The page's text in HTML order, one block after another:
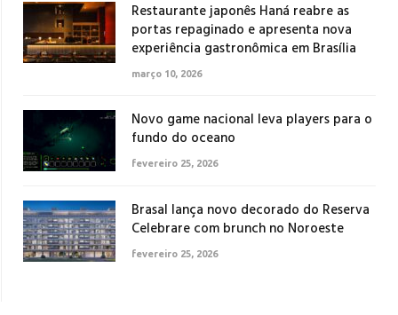
Restaurante japonês Haná reabre as
portas repaginado e apresenta nova
experiência gastronômica em Brasília
março 10, 2026
Novo game nacional leva players para o
fundo do oceano
fevereiro 25, 2026
Brasal lança novo decorado do Reserva
Celebrare com brunch no Noroeste
fevereiro 25, 2026